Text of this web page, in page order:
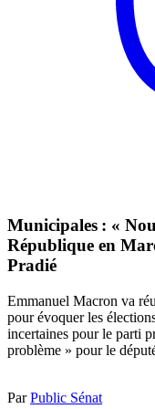
Municipales : «
République en
Pradié
Emmanuel Macron va
pour évoquer les
incertaines pour le parti
problème » pour le
ParPublic Sénat